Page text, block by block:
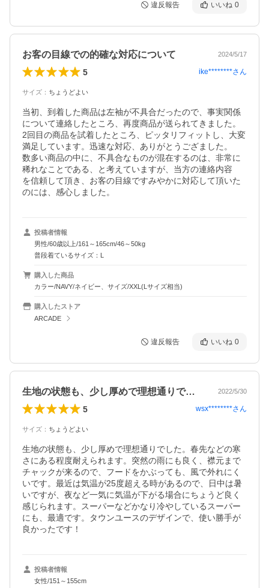
違反報告 いいね 0
お客の目線での的確な対応について 2024/5/17
5 ike********さん
サイズ ： ちょうどよい
当初、到着した商品は左袖が不具合だったので、事実関係
について連絡したところ、再度商品が送られてきました。
2回目の商品を試着したところ、ピッタリフィットし、大変
満足しています。迅速な対応、ありがとうござました。
数多い商品の中に、不具合なものが混在するのは、非常に
稀れなことである、と考えていますが、当方の連絡内容
を信頼して頂き、お客の目線ですみやかに対応して頂いた
投稿者情報
男性/60歳以上/161～165cm/46～50kg
普段着ているサイズ：L
購入した商品
カラー/NAVY/ネイビー、サイズ/XXL(Lサイズ相当)
購入したストア
ARCADE
違反報告 いいね 0
生地の状態も、少し厚めで理想通りでした… 2022/5/30
5 wsx********さん
サイズ ： ちょうどよい
生地の状態も、少し厚めで理想通りでした。春先などの寒
さにある程度耐えられます。突然の雨にも良く、襟元まで
チャックが来るので、フードをかぶっても、風で外れにく
いです。最近は気温が25度超える時があるので、日中は暑
いですが、夜など一気に気温が下がる場合にちょうど良く
感じられます。スーパーなどかなり冷やしているスーパー
にも、最適です。タウンユースのデザインで、使い勝手が
良かったです！
投稿者情報
女性/151～155cm